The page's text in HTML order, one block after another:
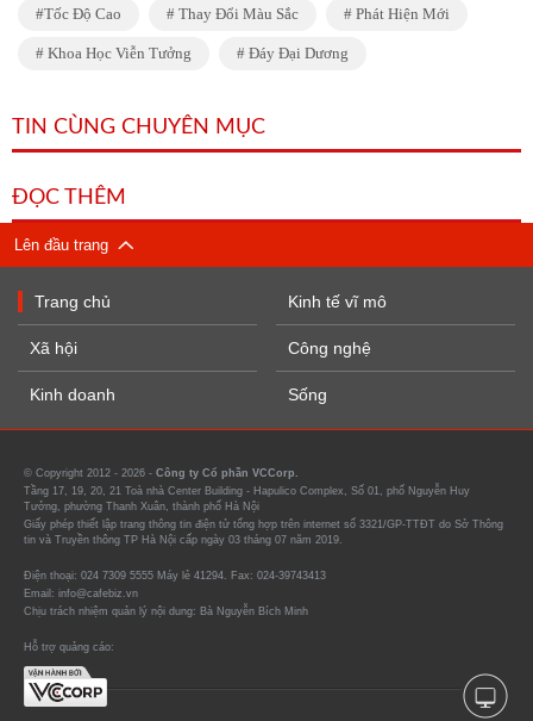
Tốc Độ Cao Thay Đổi Màu Sắc Phát Hiện Mới
Khoa Học Viễn Tưởng Đáy Đại Dương
TIN CÙNG CHUYÊN MỤC
ĐỌC THÊM
Lên đầu trang
Trang chủ
Xã hội
Kinh doanh
Kinh tế vĩ mô
Công nghệ
Sống
© Copyright 2012 - 2026 - Công ty Cổ phần VCCorp.
Tầng 17, 19, 20, 21 Toà nhà Center Building - Hapulico Complex, Số 01, phố Nguyễn Huy
Tưởng, phường Thanh Xuân, thành phố Hà Nội
Giấy phép thiết lập trang thông tin điện tử tổng hợp trên internet số 3321/GP-TTĐT do Sở Thông
tin và Truyền thông TP Hà Nội cấp ngày 03 tháng 07 năm 2019.
Điện thoại: 024 7309 5555 Máy lẻ 41294. Fax: 024-39743413
Email: info@cafebiz.vn
Chịu trách nhiệm quản lý nội dung: Bà Nguyễn Bích Minh
Hỗ trợ quảng cáo: